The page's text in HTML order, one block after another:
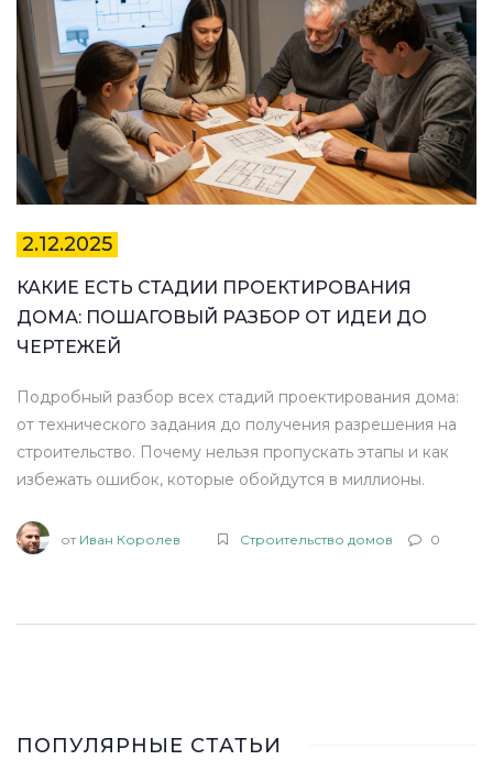
2.12.2025
КАКИЕ ЕСТЬ СТАДИИ ПРОЕКТИРОВАНИЯ
ДОМА: ПОШАГОВЫЙ РАЗБОР ОТ ИДЕИ ДО
ЧЕРТЕЖЕЙ
Подробный разбор всех стадий проектирования дома:
от технического задания до получения разрешения на
строительство. Почему нельзя пропускать этапы и как
избежать ошибок, которые обойдутся в миллионы.
от Иван Королев Строительство домов 0
ПОПУЛЯРНЫЕ СТАТЬИ